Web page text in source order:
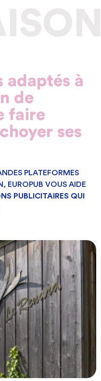
adaptés à
de
faire
ses
PLATEFORMES
EUROPUB VOUS AIDE
PUBLICITAIRES QUI